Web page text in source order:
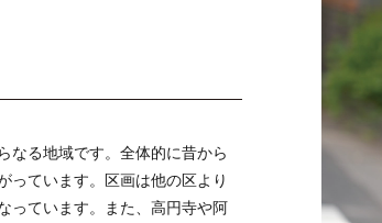
なる地域です。全体的に昔から
っています。区画は他の区より
っています。また、高円寺や阿